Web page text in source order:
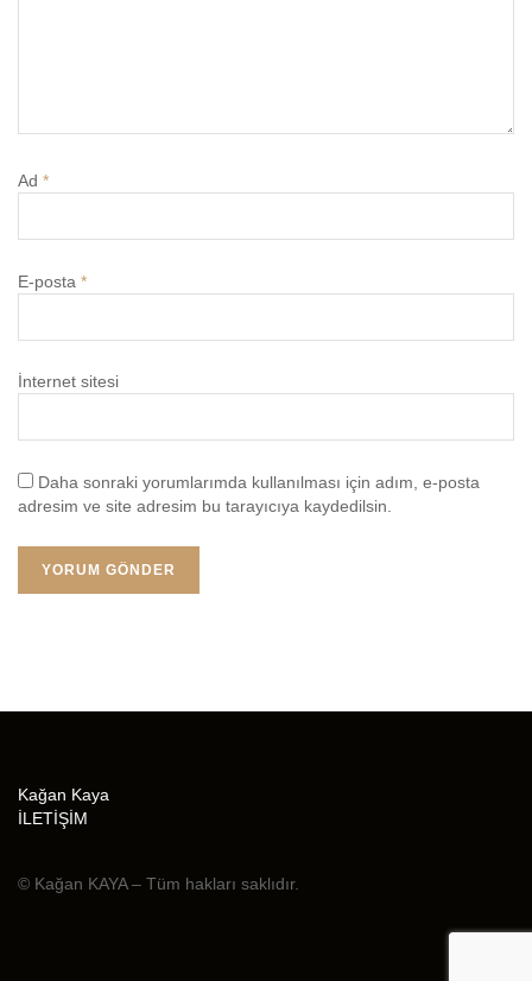
Ad *
E-posta *
İnternet sitesi
Daha sonraki yorumlarımda kullanılması için adım, e-posta
adresim ve site adresim bu tarayıcıya kaydedilsin.
Kağan Kaya
İLETİŞİM
© Kağan KAYA – Tüm hakları saklıdır.